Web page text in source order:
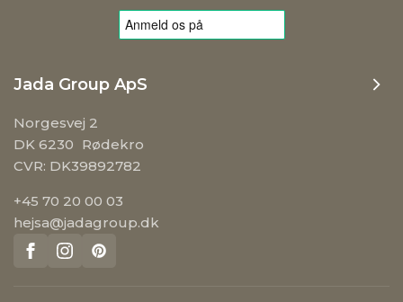
Jada Group ApS
Norgesvej 2
DK 6230 Rødekro
CVR: DK39892782
+45 70 20 00 03
hejsa@jadagroup.dk